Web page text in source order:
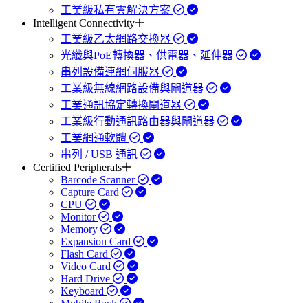
工業級私有雲解決方案
Intelligent Connectivity
工業級乙太網路交換器
光纖與PoE轉換器、供電器、延伸器
串列設備連網伺服器
工業級無線網路設備與閘道器
工業通訊協定轉換閘道器
工業級行動通訊路由器與閘道器
工業網通軟體
串列 / USB 通訊
Certified Peripherals
Barcode Scanner
Capture Card
CPU
Monitor
Memory
Expansion Card
Flash Card
Video Card
Hard Drive
Keyboard